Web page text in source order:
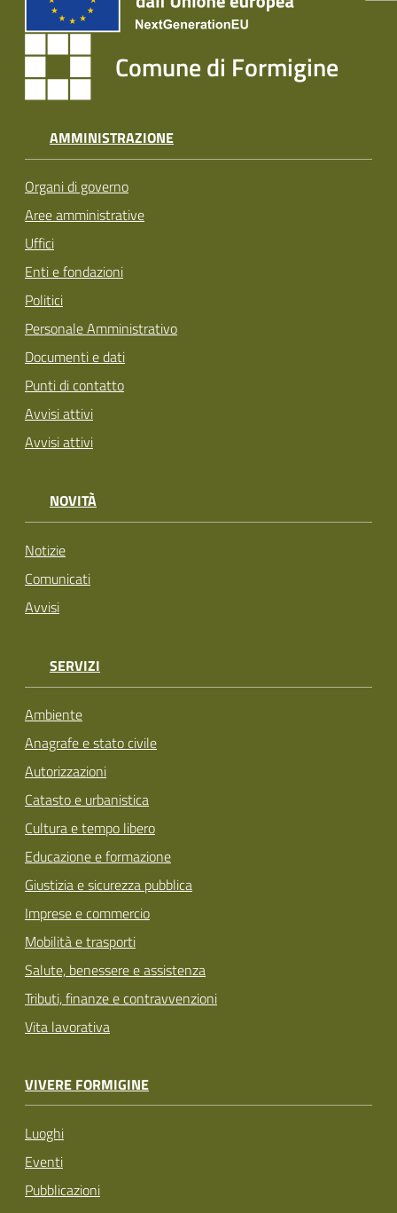
Comune di Formigine
AMMINISTRAZIONE
Organi di governo
Aree amministrative
Uffici
Enti e fondazioni
Politici
Personale Amministrativo
Documenti e dati
Punti di contatto
Avvisi attivi
Avvisi attivi
NOVITÀ
Notizie
Comunicati
Avvisi
SERVIZI
Ambiente
Anagrafe e stato civile
Autorizzazioni
Catasto e urbanistica
Cultura e tempo libero
Educazione e formazione
Giustizia e sicurezza pubblica
Imprese e commercio
Mobilità e trasporti
Salute, benessere e assistenza
Tributi, finanze e contravvenzioni
Vita lavorativa
VIVERE FORMIGINE
Luoghi
Eventi
Pubblicazioni